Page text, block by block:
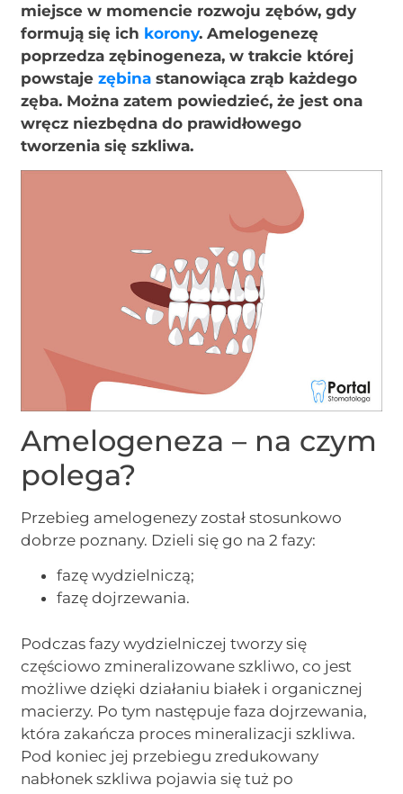
miejsce w momencie rozwoju zębów, gdy
formują się ich korony. Amelogenezę
poprzedza zębinogeneza, w trakcie której
powstajezębina stanowiąca zrąb każdego
zęba. Można zatem powiedzieć, że jest ona
wręcz niezbędna do prawidłowego
tworzenia się szkliwa.
Amelogeneza – na czym
polega?
Przebieg amelogenezy został stosunkowo
dobrze poznany. Dzieli się go na 2 fazy:
fazę wydzielniczą;
fazę dojrzewania.
Podczas fazy wydzielniczej tworzy się
częściowo zmineralizowane szkliwo, co jest
możliwe dzięki działaniu białek i organicznej
macierzy. Po tym następuje faza dojrzewania,
która zakańcza proces mineralizacji szkliwa.
Pod koniec jej przebiegu zredukowany
nabłonek szkliwa pojawia się tuż po